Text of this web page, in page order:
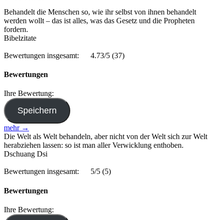
Behandelt die Menschen so, wie ihr selbst von ihnen behandelt
werden wollt – das ist alles, was das Gesetz und die Propheten
fordern.
Bibelzitate
Bewertungen insgesamt: 4.73/5 (37)
Bewertungen
Ihre Bewertung:
mehr →
Die Welt als Welt behandeln, aber nicht von der Welt sich zur Welt
herabziehen lassen: so ist man aller Verwicklung enthoben.
Dschuang Dsi
Bewertungen insgesamt: 5/5 (5)
Bewertungen
Ihre Bewertung: